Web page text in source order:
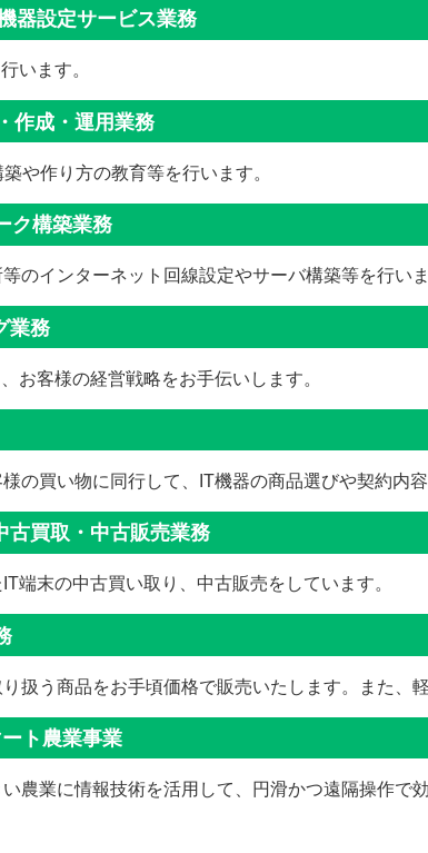
器設定サービス業務
います。
作成・運用業務
や作り方の教育等を行います。
ク構築業務
のインターネット回線設定やサーバ構築等を行いま
業務
お客様の経営戦略をお手伝いします。
の買い物に同行して、IT機器の商品選びや契約内
古買取・中古販売業務
端末の中古買い取り、中古販売をしています。
扱う商品をお手頃価格で販売いたします。また、
ト農業事業
農業に情報技術を活用して、円滑かつ遠隔操作で